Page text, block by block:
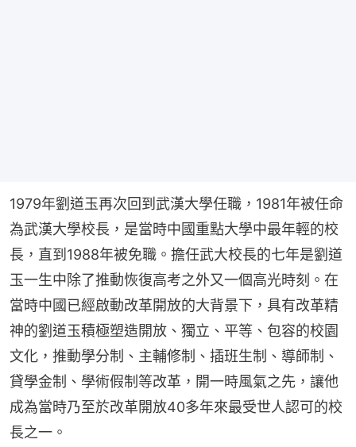
1979年劉道玉再次回到武漢大學任職，1981年被任命
為武漢大學校長，是當時中國重點大學中最年輕的校
長，直到1988年被免職。擔任武大校長的七年是劉道
玉一生中除了推動恢復高考之外又一個高光時刻。在
當時中國已經啟動改革開放的大背景下，具有改革精
神的劉道玉積極塑造開放、獨立、平等、包容的校園
文化，推動學分制、主輔修制、插班生制、導師制、
貸學金制、學術假制等改革，開一時風氣之先，讓他
成為當時乃至於改革開放40多年來最受世人認可的校
長之一。